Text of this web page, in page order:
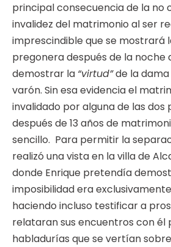
principal consecuencia de la no
invalidez del matrimonio al ser
imprescindible que se mostrará
pregonera después de la noche
demostrar la “virtud”de la dama
varón. Sin esa evidencia el
invalidado por alguna de las dos
después de 13 años de
sencillo. Para permitir la
realizó una vista en la villa de
donde Enrique pretendía
imposibilidad era
haciendo incluso testificar a
relataran sus encuentros con él
habladurías que se vertían